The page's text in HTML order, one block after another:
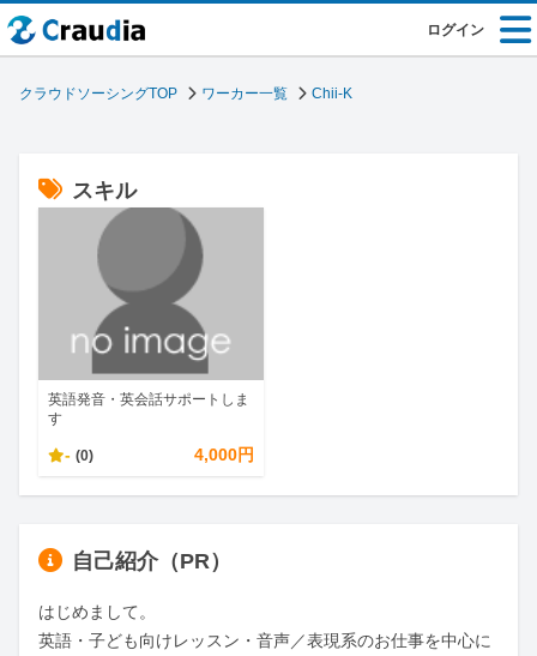
ログイン
クラウドソーシングTOP ワーカー一覧 Chii-K
スキル
英語発音・英会話サポートしま
す
- (0) 4,000円
自己紹介（PR）
はじめまして。
英語・子ども向けレッスン・音声／表現系のお仕事を中心に